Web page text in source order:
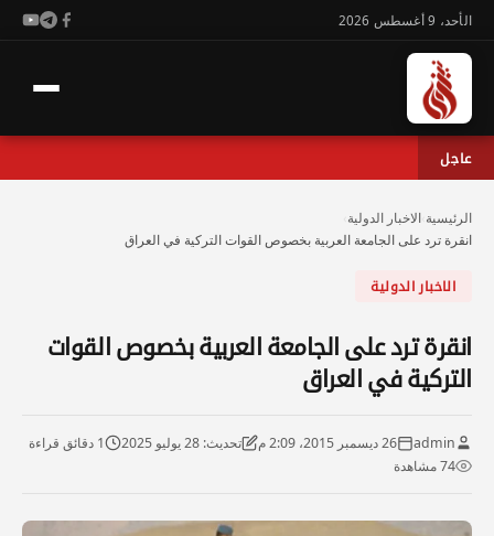
الأحد، 9 أغسطس 2026
عاجل
الرئيسية الاخبار الدولية
انقرة ترد على الجامعة العربية بخصوص القوات التركية في العراق
الاخبار الدولية
انقرة ترد على الجامعة العربية بخصوص القوات
التركية في العراق
admin 26 ديسمبر 2015، 2:09 م تحديث: 28 يوليو 2025
1 دقائق قراءة
74 مشاهدة